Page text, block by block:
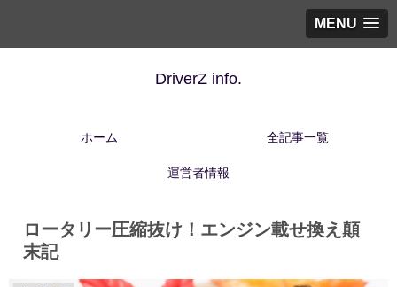
MENU
DriverZ info.
ホーム 全記事一覧
運営者情報
ロータリー圧縮抜け！エンジン載せ換え顛
末記